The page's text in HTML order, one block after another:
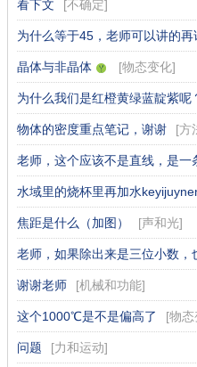
看下文 [不确定]
为什么等于45，老师可以讲的再
晶体与非晶体 [物态变化]
为什么我们是红橙黄绿蓝靛紫呢
物体的密度重点笔记，谢谢 [方
老师，这个应该不是直线，是一
水域里的烧杯里再加水
焦距是什么（加图） [声和光]
老师，如果除出来是三位小数，
谢谢老师 [机械和功能]
这个1000℃是不是偏高了 [物态
问题 [力和运动]